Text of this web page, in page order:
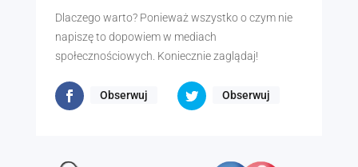
Dlaczego warto? Ponieważ wszystko o czym nie
napiszę to dopowiem w mediach
społecznościowych. Koniecznie zaglądaj!
Obserwuj Obserwuj